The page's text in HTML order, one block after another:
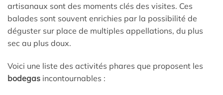
artisanaux sont des moments clés des visites. Ces
balades sont souvent enrichies par la possibilité de
déguster sur place de multiples appellations, du plus
sec au plus doux.
Voici une liste des activités phares que proposent les
bodegas incontournables :